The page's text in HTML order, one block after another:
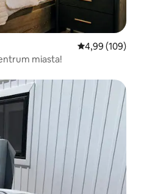
Średnia
4,99 (109)
miasta!
Wybór gości